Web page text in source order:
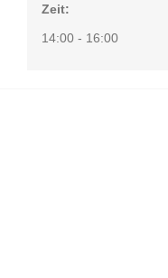
Zeit:
14:00 - 16:00